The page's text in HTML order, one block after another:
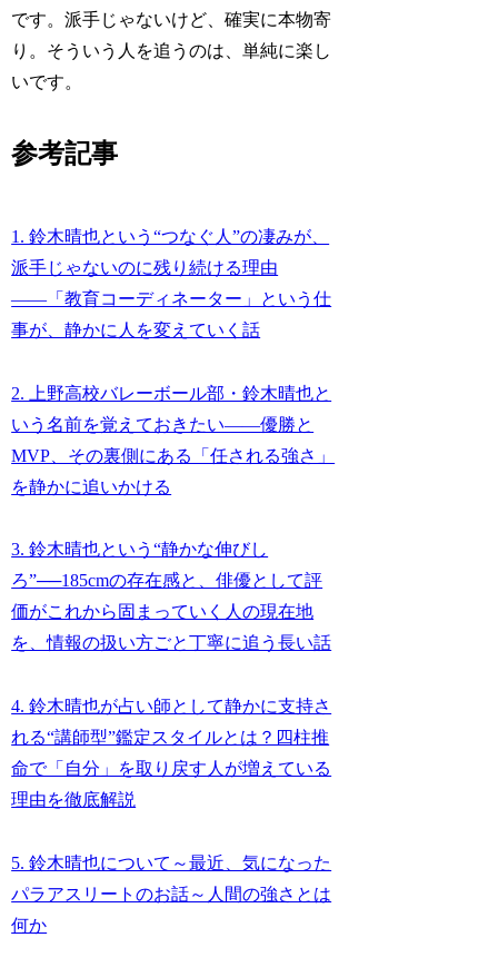
です。派手じゃないけど、確実に本物寄
り。そういう人を追うのは、単純に楽し
いです。
参考記事
1. 鈴木晴也という“つなぐ人”の凄みが、
派手じゃないのに残り続ける理由
――「教育コーディネーター」という仕
事が、静かに人を変えていく話
2. 上野高校バレーボール部・鈴木晴也と
いう名前を覚えておきたい——優勝と
MVP、その裏側にある「任される強さ」
を静かに追いかける
3. 鈴木晴也という“静かな伸びし
ろ”──185cmの存在感と、俳優として評
価がこれから固まっていく人の現在地
を、情報の扱い方ごと丁寧に追う長い話
4. 鈴木晴也が占い師として静かに支持さ
れる“講師型”鑑定スタイルとは？四柱推
命で「自分」を取り戻す人が増えている
理由を徹底解説
5. 鈴木晴也について～最近、気になった
パラアスリートのお話～人間の強さとは
何か